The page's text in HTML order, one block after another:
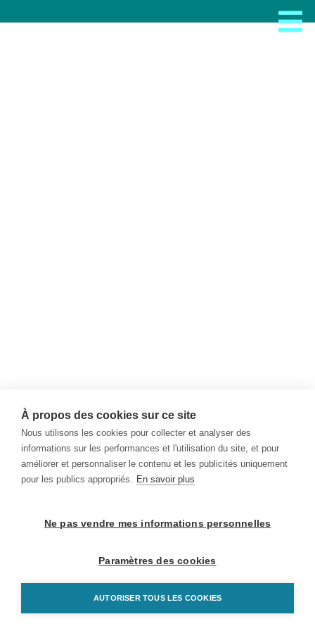
À propos des cookies sur ce site
Nous utilisons les cookies pour collecter et analyser des
informations sur les performances et l'utilisation du site, et pour
améliorer et personnaliser le contenu et les publicités uniquement
pour les publics appropriés. En savoir plus
Ne pas vendre mes informations personnelles
Paramètres des cookies
AUTORISER TOUS LES COOKIES